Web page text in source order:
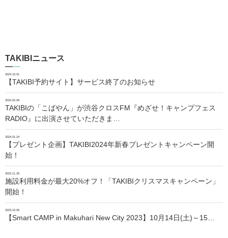
TAKIBIニュース
2024.10.01
【TAKIBI予約サイト】サービス終了のお知らせ
2024.02.06
TAKIBIの「こばやん」が渋谷クロスFM『めざせ！キャンプフェス
RADIO』に出演させていただきま…
2024.01.24
【プレゼント企画】TAKIBI2024年新春プレゼントキャンペーン開
始！
2023.11.30
施設利用料金が最大20%オフ！「TAKIBIクリスマスキャンペーン」
開始！
2023.10.05
【Smart CAMP in Makuhari New City 2023】10月14日(土)～15…